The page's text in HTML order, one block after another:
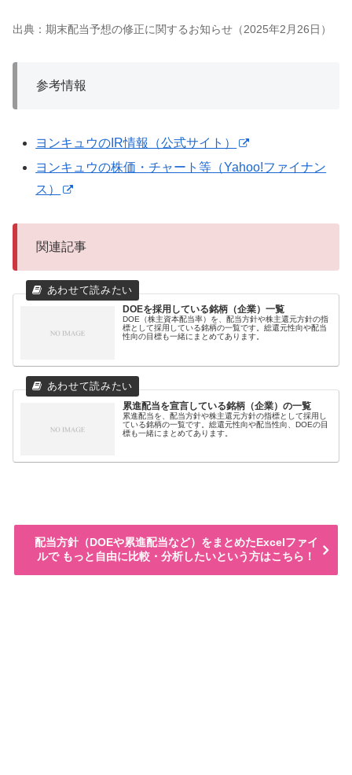
出典：期末配当予想の修正に関するお知らせ（2025年2月26日）
参考情報
ヨンキュウのIR情報（公式サイト）
ヨンキュウの株価・チャート等（Yahoo!ファイナン
ス）
関連記事
DOEを採用している銘柄（企業）一覧
DOE（株主資本配当率）を、配当方針や株主還元方針の指
標として採用している銘柄の一覧です。総還元性向や配当
性向の目標も一緒にまとめてあります。
累進配当を宣言している銘柄（企業）の一覧
累進配当を、配当方針や株主還元方針の指標として採用し
ている銘柄の一覧です。総還元性向や配当性向、DOEの目
標も一緒にまとめてあります。
配当方針（DOEや累進配当など）をまとめたExcelファイ
ルで もっと自由に比較・分析したいという方はこちら！